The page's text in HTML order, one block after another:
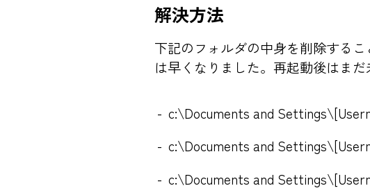
解決方法
下記のフォルダの中身を削除する
は早くなりました。再起動後はまだ
c:\Documents and
c:\Documents and
c:\Documents and